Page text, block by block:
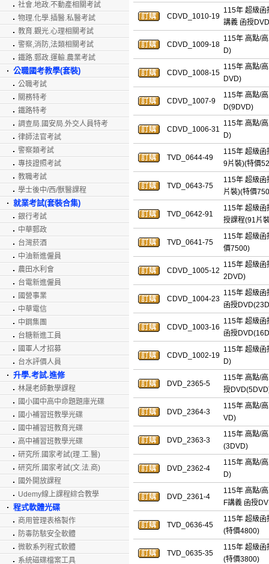
社會.地政.不動產相關考試
物理.化學.插醫.私醫考試
教育.觀光.心理相關考試
警察,消防,法類相關考試
鐵路.郵政.運輸.農業考試
公職國考教學(套裝)
公職考試
關務特考
鐵路特考
調查局.國安局.外交人員特考
律師法官考試
警察類考試
專技證照考試
教職考試
學士後中/西/獸醫課程
就業考試(套裝合集)
銀行考試
中華郵政
台灣菸酒
中油新進僱員
農田水利會
台電新進僱員
國營事業
中華電信
中鋼集團
台糖新進工員
國軍人才招募
台水評價人員
升學.考試.進修
林晟老師數學課程
國小國中高中命題題庫光碟
國小補習班教學光碟
國中補習班教育光碟
高中補習班教學光碟
研究所.國家考試(理.工.醫)
研究所.國家考試(文.法.商)
國外開放課程
Udemy線上課程綜合教學
程式軟體光碟
商用管理表格製作
防毒防駭安全軟體
微軟系列程式軟體
系統磁碟檔案工具
CDVD_1010-19
115年 超級函
講義 函授
CDVD_1009-18
115年 高點/
D)
CDVD_1008-15
115年 高點/
DVD)
CDVD_1007-9
115年 高點/
D(9DVD)
CDVD_1006-31
115年 高點/
D)
TVD_0644-49
115年 超級函
9片裝)(特價
TVD_0643-75
115年 超級函
片裝)(特價
TVD_0642-91
115年 超級函
授課程(91片
TVD_0641-75
115年 超級函
價7500)
CDVD_1005-12
115年 超級函
2DVD)
CDVD_1004-23
115年 超級函
函授
CDVD_1003-16
115年 超級函
函授
CDVD_1002-19
115年 超級函
D)
DVD_2365-5
115年 高點/
授
DVD_2364-3
115年 高點/
VD)
DVD_2363-3
115年 高點/
(3DVD)
DVD_2362-4
115年 高點/
D)
DVD_2361-4
115年 高點/
F講義 函授
TVD_0636-45
115年 超級函
(特價4800)
TVD_0635-35
115年 超級函
(特價3800)